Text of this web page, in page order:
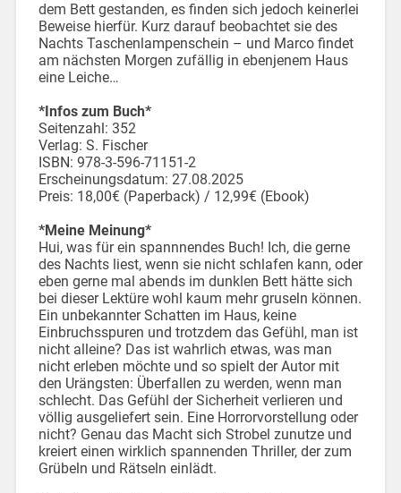
dem Bett gestanden, es finden sich jedoch keinerlei
Beweise hierfür. Kurz darauf beobachtet sie des
Nachts Taschenlampenschein – und Marco findet
am nächsten Morgen zufällig in ebenjenem Haus
eine Leiche…
*Infos zum Buch*
Seitenzahl: 352
Verlag: S. Fischer
ISBN: 978-3-596-71151-2
Erscheinungsdatum: 27.08.2025
Preis: 18,00€ (Paperback) / 12,99€ (Ebook)
*Meine Meinung*
Hui, was für ein spannnendes Buch! Ich, die gerne
des Nachts liest, wenn sie nicht schlafen kann, oder
eben gerne mal abends im dunklen Bett hätte sich
bei dieser Lektüre wohl kaum mehr gruseln können.
Ein unbekannter Schatten im Haus, keine
Einbruchsspuren und trotzdem das Gefühl, man ist
nicht alleine? Das ist wahrlich etwas, was man
nicht erleben möchte und so spielt der Autor mit
den Urängsten: Überfallen zu werden, wenn man
schlecht. Das Gefühl der Sicherheit verlieren und
völlig ausgeliefert sein. Eine Horrorvorstellung oder
nicht? Genau das Macht sich Strobel zunutze und
kreiert einen wirklich spannenden Thriller, der zum
Grübeln und Rätseln einlädt.